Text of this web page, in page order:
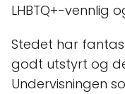
LHBTQ+-vennlig
Stedet har
godt utstyrt og
Undervisningen